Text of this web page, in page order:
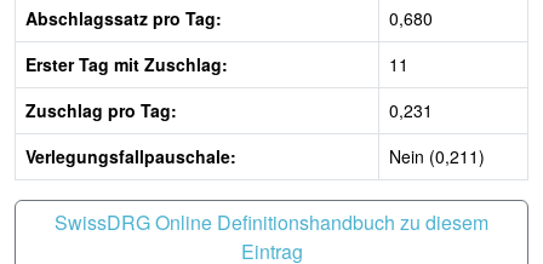
Abschlagssatz pro Tag:
0,680
Erster Tag mit Zuschlag:
11
Zuschlag pro Tag:
0,231
Verlegungsfallpauschale:
Nein (0,211)
SwissDRG Online Definitionshandbuch zu diesem
Eintrag